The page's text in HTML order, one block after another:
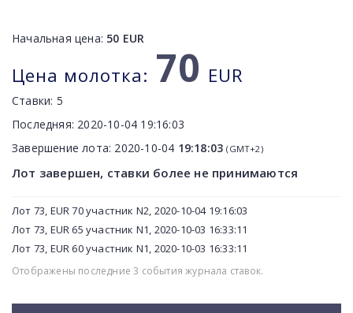
Начальная цена: 50 EUR
Цена молотка: 70 EUR
Ставки: 5
Последняя: 2020-10-04 19:16:03
Завершение лота: 2020-10-04 19:18:03 (GMT+2)
Лот завершен, ставки более не принимаются
Лот 73, EUR 70 участник N2, 2020-10-04 19:16:03
Лот 73, EUR 65 участник N1, 2020-10-03 16:33:11
Лот 73, EUR 60 участник N1, 2020-10-03 16:33:11
Отображены последние 3 события журнала ставок.